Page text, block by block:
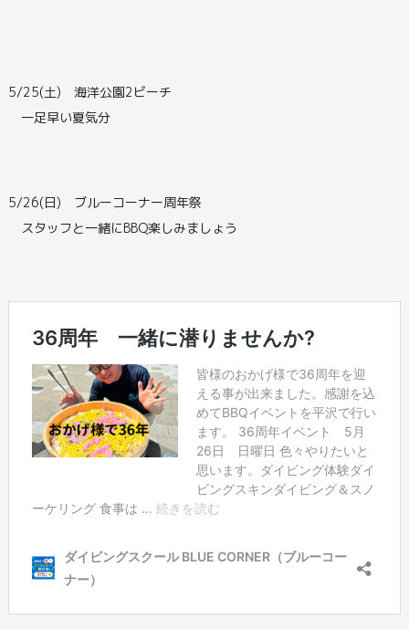
5/25(土) 海洋公園2ビーチ
一足早い夏気分
5/26(日) ブルーコーナー周年祭
スタッフと一緒にBBQ楽しみましょう